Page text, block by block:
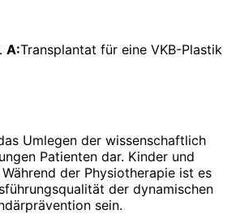
A:Transplantat für eine VKB-­Plastik
Umlegen der wissenschaftlich
Patienten dar. Kinder und
der Physiotherapie ist es
der dynamischen
sein.